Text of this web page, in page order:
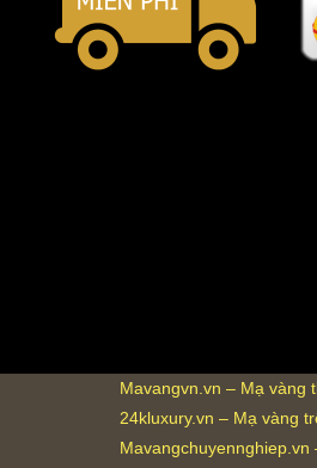
Mavangvn.vn – Mạ vàng
24kluxury.vn – Mạ vàng
Mavangchuyennghiep.vn